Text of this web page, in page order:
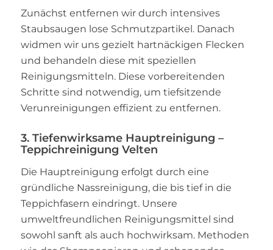
Zunächst entfernen wir durch intensives
Staubsaugen lose Schmutzpartikel. Danach
widmen wir uns gezielt hartnäckigen Flecken
und behandeln diese mit speziellen
Reinigungsmitteln. Diese vorbereitenden
Schritte sind notwendig, um tiefsitzende
Verunreinigungen effizient zu entfernen.
3. Tiefenwirksame Hauptreinigung –
Teppichreinigung Velten
Die Hauptreinigung erfolgt durch eine
gründliche Nassreinigung, die bis tief in die
Teppichfasern eindringt. Unsere
umweltfreundlichen Reinigungsmittel sind
sowohl sanft als auch hochwirksam. Methoden